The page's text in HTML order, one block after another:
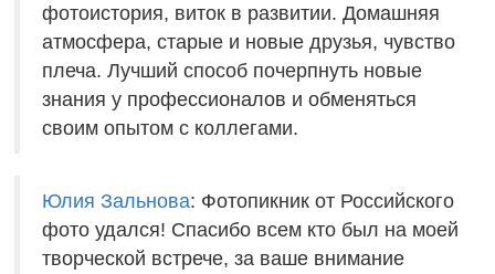
фотоистория, виток в развитии. Домашняя
атмосфера, старые и новые друзья, чувство
плеча. Лучший способ почерпнуть новые
знания у профессионалов и обменяться
своим опытом с коллегами.
Юлия Зальнова: Фотопикник от Российского
фото удался! Спасибо всем кто был на моей
творческой встрече, за ваше внимание